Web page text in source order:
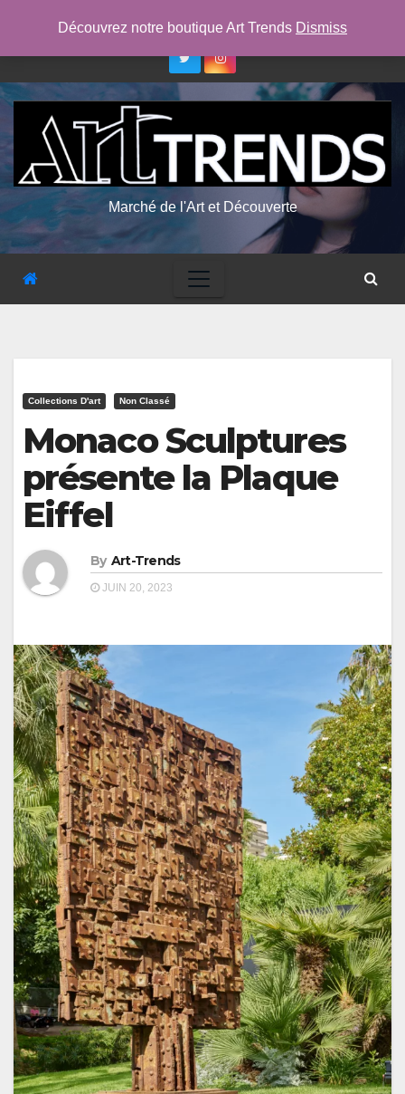
lun. Août 10th, 2026 7:40:18 PM
Marché de l'Art et Découverte
Collections D'art Non Classé
Monaco Sculptures
présente la Plaque
Eiffel
By Art-Trends
JUIN 20, 2023
Découvrez notre boutique Art Trends Dismiss